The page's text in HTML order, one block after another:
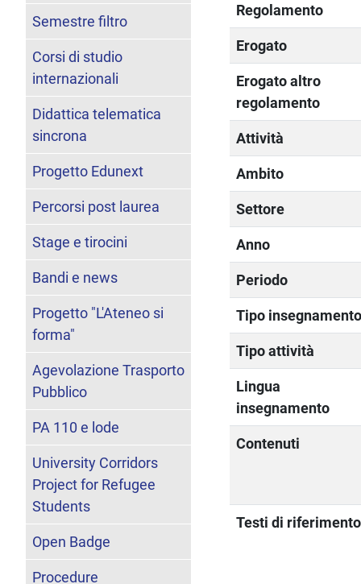
Regolamento
Erogato
Erogato altro
regolamento
Attività
Ambito
Settore
Anno
Periodo
Tipo
Tipo attività
Lingua
insegnamento
Contenuti
Testi di riferimento
Semestre filtro
Corsi di studio
internazionali
Didattica telematica
sincrona
Progetto Edunext
Percorsi post laurea
Stage e tirocini
Bandi e news
Progetto "L'Ateneo si
forma"
Agevolazione Trasporto
Pubblico
PA 110 e lode
University Corridors
Project for Refugee
Students
Open Badge
Procedure